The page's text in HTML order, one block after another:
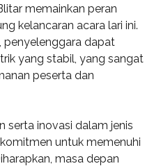
memainkan peran
kelancaran acara lari ini.
penyelenggara dapat
yang stabil, yang sangat
peserta dan
serta inovasi dalam jenis
untuk memenuhi
masa depan